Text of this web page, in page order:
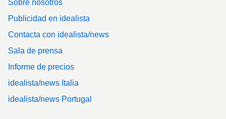
Sobre nosotros
Publicidad en idealista
Contacta con idealista/news
Sala de prensa
Informe de precios
idealista/news Italia
idealista/news Portugal